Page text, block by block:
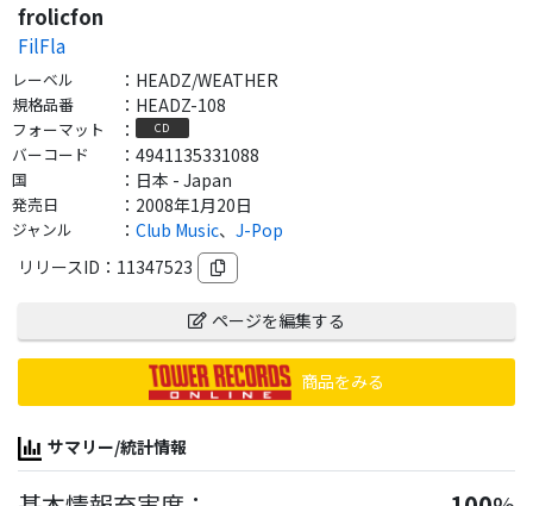
frolicfon
FilFla
レーベル ： HEADZ/WEATHER
規格品番 ： HEADZ-108
フォーマット ： CD
バーコード ： 4941135331088
国 ： 日本 - Japan
発売日 ： 2008年1月20日
ジャンル ： Club Music、 J-Pop
リリースID： 11347523
ページを編集する
商品をみる
サマリー/統計情報